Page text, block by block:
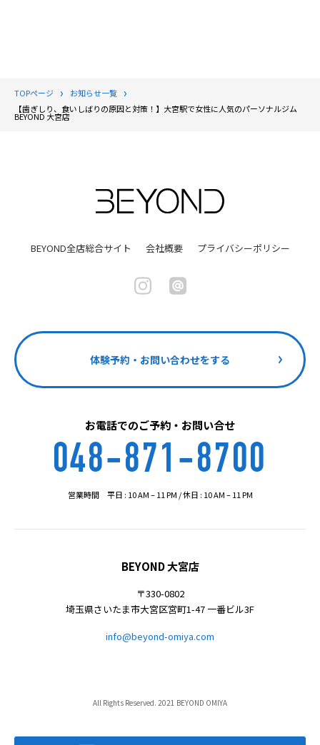
TOPページ
お知らせ一覧
【歯ぎしり、食いしばりの原因と対策！】大宮駅で女性に人気のパーソナルジム
BEYOND 大宮店
BEYOND全店総合サイト 会社概要 プライバシーポリシー
体験予約・お問い合わせをする
お電話でのご予約・お問い合せ
048-871-8700
営業時間 平日 : 10 AM – 11 PM / 休日 : 10 AM – 11 PM
BEYOND 大宮店
〒330-0802
埼玉県さいたま市大宮区宮町1-47 一番ビル3F
info@beyond-omiya.com
All Rights Reserved. 2021 BEYOND OMIYA